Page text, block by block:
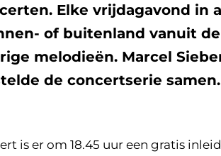
Elke vrijdagavond in
of buitenland vanuit
melodieën. Marcel
de concertserie samen.
is er om 18.45 uur een gratis